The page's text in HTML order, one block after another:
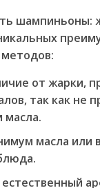
шампиньоны:
от жарки,
так как не
масла.
масла или